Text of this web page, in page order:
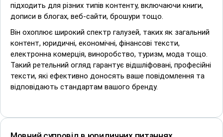
підходить для різних типів контенту, включаючи книги,
дописи в блогах, веб-сайти, брошури тощо.
Він охоплює широкий спектр галузей, таких як загальний
контент, юридичні, економічні, фінансові тексти,
електронна комерція, виноробство, туризм, мода тощо.
Такий ретельний огляд гарантує відшліфовані, професійні
тексти, які ефективно доносять ваше повідомлення та
відповідають стандартам вашого бренду.